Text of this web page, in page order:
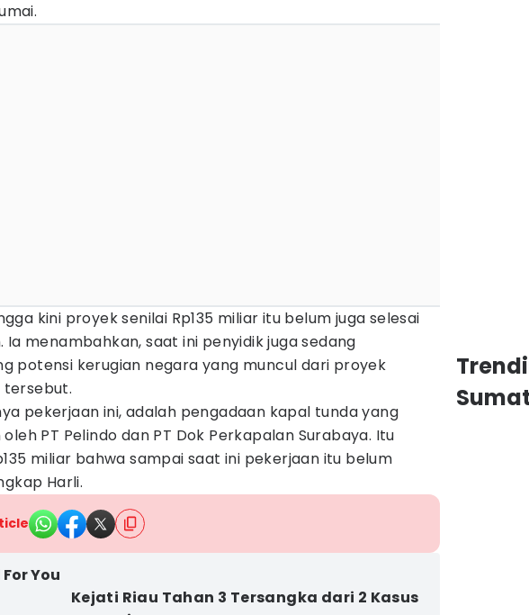
kini proyek senilai Rp135 miliar itu belum juga selesai
Ia menambahkan, saat ini penyidik juga sedang
potensi kerugian negara yang muncul dari proyek
pekerjaan ini, adalah pengadaan kapal tunda yang
PT Pelindo dan PT Dok Perkapalan Surabaya. Itu
miliar bahwa sampai saat ini pekerjaan itu belum
Harli.
You
Kejati Riau Tahan 3 Tersangka dari 2 Kasus